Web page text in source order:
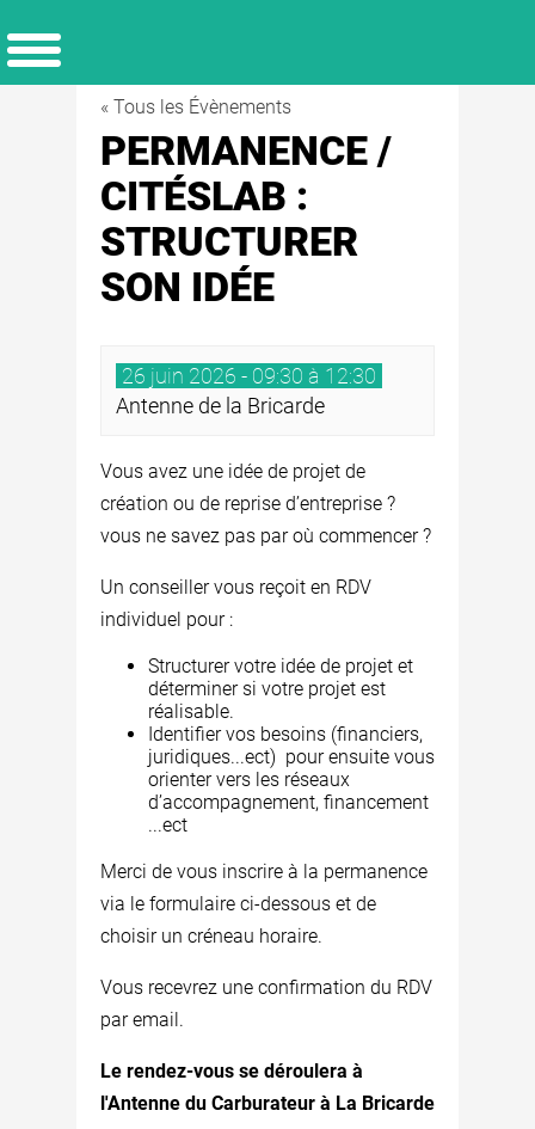
« Tous les Évènements
PERMANENCE /
CITÉSLAB :
STRUCTURER
SON IDÉE
26 juin 2026 - 09:30 à 12:30
Antenne de la Bricarde
Vous avez une idée de projet de
création ou de reprise d’entreprise ?
vous ne savez pas par où commencer ?
Un conseiller vous reçoit en RDV
individuel pour :
Structurer votre idée de projet et
déterminer si votre projet est
réalisable.
Identifier vos besoins (financiers,
juridiques...ect) pour ensuite vous
orienter vers les réseaux
d’accompagnement, financement
...ect
Merci de vous inscrire à la permanence
via le formulaire ci-dessous et de
choisir un créneau horaire.
Vous recevrez une confirmation du RDV
par email.
Le rendez-vous se déroulera à
l'Antenne du Carburateur à La Bricarde